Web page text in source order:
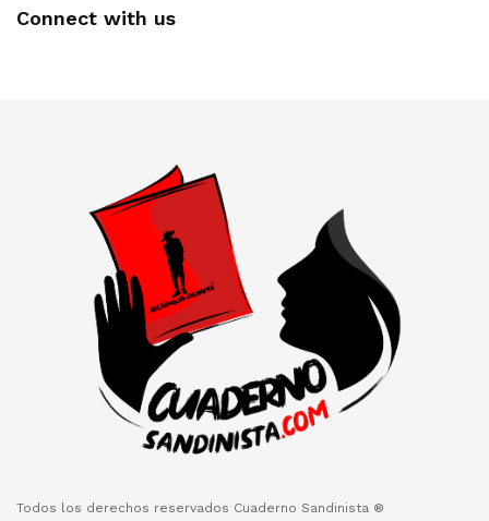
Connect with us
Todos los derechos reservados Cuaderno Sandinista ®